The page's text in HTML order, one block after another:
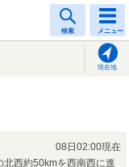
検索 メニュー
現在地
08日02:00現在
西約50kmを西南西に進